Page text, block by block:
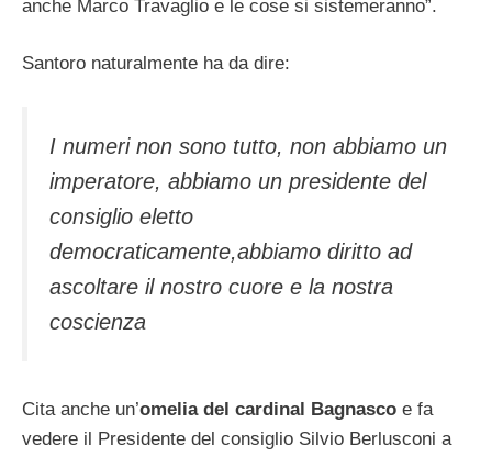
anche Marco Travaglio e le cose si sistemeranno”.
Santoro naturalmente ha da dire:
I numeri non sono tutto, non abbiamo un
imperatore, abbiamo un presidente del
consiglio eletto
democraticamente,abbiamo diritto ad
ascoltare il nostro cuore e la nostra
coscienza
Cita anche un’omelia del cardinal Bagnasco e fa
vedere il Presidente del consiglio Silvio Berlusconi a